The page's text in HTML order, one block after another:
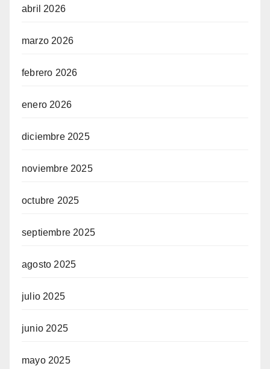
abril 2026
marzo 2026
febrero 2026
enero 2026
diciembre 2025
noviembre 2025
octubre 2025
septiembre 2025
agosto 2025
julio 2025
junio 2025
mayo 2025